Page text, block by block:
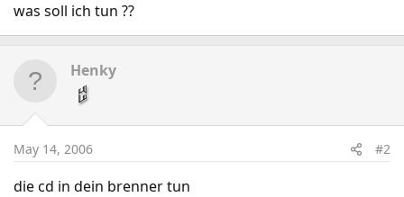
e
r
was soll ich tun ??
Henky
May 14, 2006 #2
die cd in dein brenner tun